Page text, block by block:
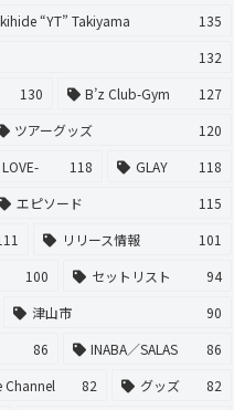
“YT” Takiyama
135
132
130 B’z Club-Gym
127
ツアーグッズ
120
118 GLAY
118
エピソード
115
リリース情報
101
100 セットリスト
94
津山市
90
86 INABA／SALAS
86
Channel 82 グッズ
82